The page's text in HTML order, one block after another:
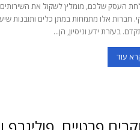
העסק שלכם, מומלץ לשקול את השירותים
חברות אלו מתמחות במתן כלים ותובנות
בעזרת ידע וניסיון, הן...
עוד